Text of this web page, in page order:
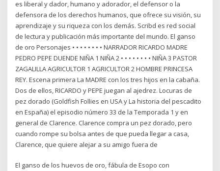
es liberal y dador, humano y adorador, el defensor o la
defensora de los derechos humanos, que ofrece su visión, su
aprendizaje y su riqueza con los demás. Scribd es red social
de lectura y publicación más importante del mundo. El ganso
de oro Personajes • • • • • • • • NARRADOR RICARDO MADRE
PEDRO PEPE DUENDE NIÑA 1 NIÑA 2 • • • • • • • • NIÑA 3 PASTOR
ZAGALILLA AGRICULTOR 1 AGRICULTOR 2 HOMBRE PRINCESA
REY. Escena primera La MADRE con los tres hijos en la cabaña.
Dos de ellos, RICARDO y PEPE juegan al ajedrez. Locuras de
pez dorado (Goldfish Follies en USA y La historia del pescadito
en España) el episodio número 33 de la Temporada 1 y en
general de Clarence. Clarence compra un pez dorado, pero
cuando rompe su bolsa antes de que pueda llegar a casa,
Clarence, que quiere alejar a su amigo fuera de
El ganso de los huevos de oro, fábula de Esopo con